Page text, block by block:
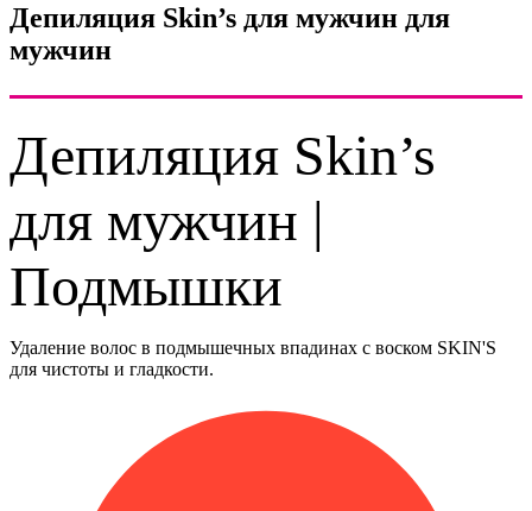
Депиляция Skin’s для мужчин для
мужчин
Депиляция Skin’s
для мужчин |
Подмышки
Удаление волос в подмышечных впадинах с воском SKIN'S
для чистоты и гладкости.